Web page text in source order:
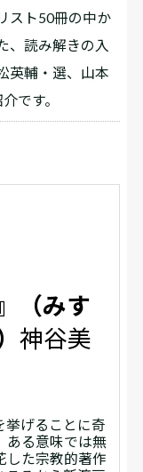
スト50冊の中か
、読み解きの入
英輔・選、山本
です。
（みす
神谷美
げることに奇
ある意味では無
した宗教的著作